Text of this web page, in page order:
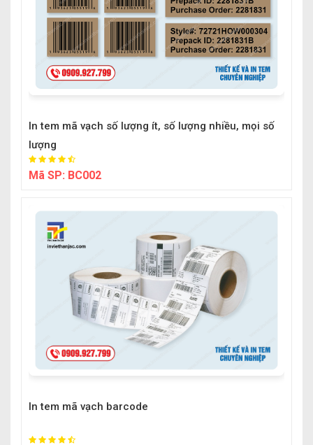
In tem mã vạch số lượng ít, số lượng nhiều, mọi số
lượng
Mã SP: BC002
In tem mã vạch barcode